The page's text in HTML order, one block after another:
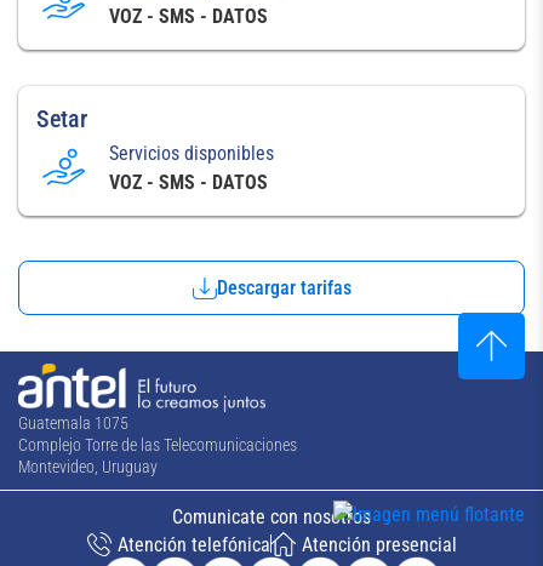
VOZ - SMS - DATOS
Setar
Servicios disponibles
VOZ - SMS - DATOS
Descargar tarifas
Guatemala 1075
Complejo Torre de las Telecomunicaciones
Montevideo, Uruguay
Comunicate con nosotros
Atención telefónica
Atención presencial